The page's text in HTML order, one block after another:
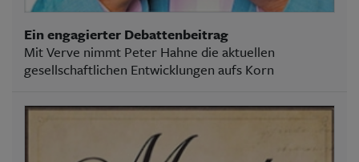
Ein engagierter Debattenbeitrag
Mit Verve nimmt Peter Hahne die aktuellen
gesellschaftlichen Entwicklungen aufs Korn